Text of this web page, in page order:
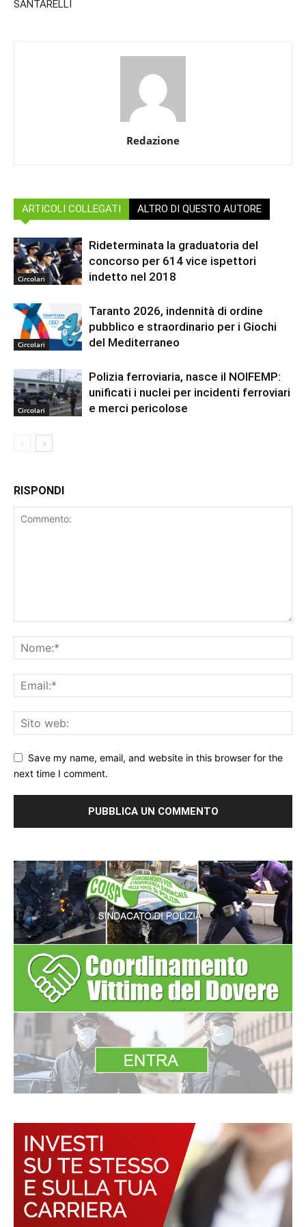
SANTARELLI
Redazione
ARTICOLI COLLEGATI ALTRO DI QUESTO AUTORE
Circolari
Rideterminata la graduatoria del
concorso per 614 vice ispettori
indetto nel 2018
Circolari
Taranto 2026, indennità di ordine
pubblico e straordinario per i Giochi
del Mediterraneo
Circolari
Polizia ferroviaria, nasce il NOIFEMP:
unificati i nuclei per incidenti ferroviari
e merci pericolose
RISPONDI
Save my name, email, and website in this browser for the
next time I comment.